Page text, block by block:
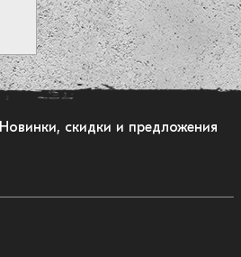
Новинки, скидки и предложения